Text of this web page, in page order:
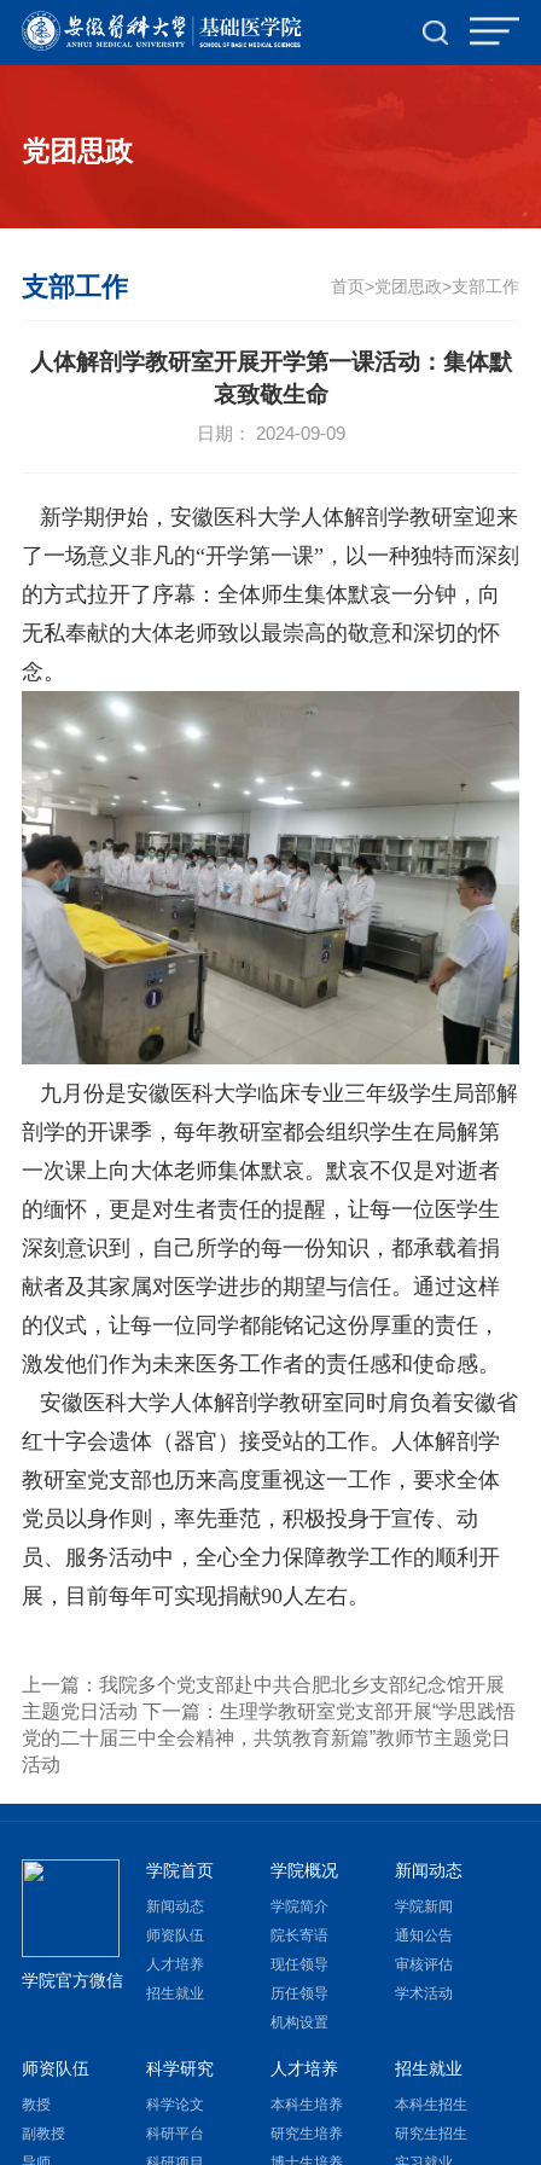
党团思政
支部工作 首页>党团思政>支部工作
人体解剖学教研室开展开学第一课活动：集体默
哀致敬生命
日期： 2024-09-09
新学期伊始，安徽医科大学人体解剖学教研室迎来
了一场意义非凡的“开学第一课”，以一种独特而深刻
的方式拉开了序幕：全体师生集体默哀一分钟，向
无私奉献的大体老师致以最崇高的敬意和深切的怀
念。
九月份是安徽医科大学临床专业三年级学生局部解
剖学的开课季，每年教研室都会组织学生在局解第
一次课上向大体老师集体默哀。默哀不仅是对逝者
的缅怀，更是对生者责任的提醒，让每一位医学生
深刻意识到，自己所学的每一份知识，都承载着捐
献者及其家属对医学进步的期望与信任。通过这样
的仪式，让每一位同学都能铭记这份厚重的责任，
激发他们作为未来医务工作者的责任感和使命感。
安徽医科大学人体解剖学教研室同时肩负着安徽省
红十字会遗体（器官）接受站的工作。人体解剖学
教研室党支部也历来高度重视这一工作，要求全体
党员以身作则，率先垂范，积极投身于宣传、动
员、服务活动中，全心全力保障教学工作的顺利开
展，目前每年可实现捐献90人左右。
上一篇：我院多个党支部赴中共合肥北乡支部纪念馆开展
主题党日活动 下一篇：生理学教研室党支部开展“学思践悟
党的二十届三中全会精神，共筑教育新篇”教师节主题党日
活动
学院官方微信
学院首页
新闻动态
师资队伍
人才培养
招生就业
学院概况
学院简介
院长寄语
现任领导
历任领导
机构设置
新闻动态
学院新闻
通知公告
审核评估
学术活动
师资队伍
教授
副教授
科学研究
科学论文
科研平台
人才培养
本科生培养
研究生培养
招生就业
本科生招生
研究生招生